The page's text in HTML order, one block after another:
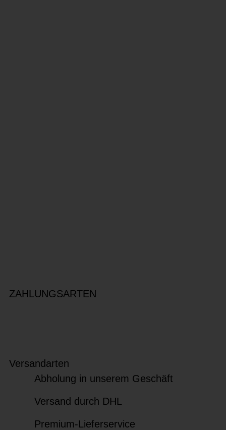
ZAHLUNGSARTEN
Versandarten
Abholung in unserem Geschäft
Versand durch DHL
Premium-Lieferservice